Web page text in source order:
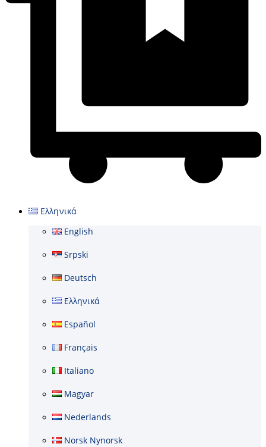
Ελληνικά
English
Srpski
Deutsch
Ελληνικά
Español
Français
Italiano
Magyar
Nederlands
Norsk Nynorsk